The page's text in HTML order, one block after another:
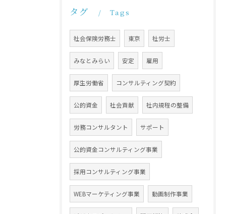
タグ Tags
社会保険労務士 東京 社労士
みなとみらい 安定 雇用
厚生労働省 コンサルティング契約
公的資金 社会貢献 社内規程の整備
労務コンサルタント サポート
公的資金コンサルティング事業
採用コンサルティング事業
WEBマーケティング事業 動画制作事業